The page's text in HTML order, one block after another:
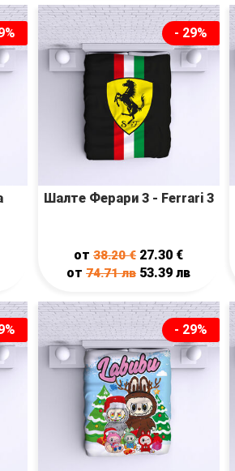
- 29%
Шалте Ферари 3 - Ferrari 3
от38.20€ 27.30 €
от74.71лв 53.39лв
- 29%